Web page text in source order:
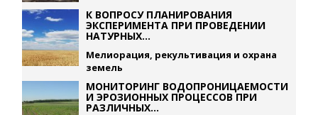
К ВОПРОСУ ПЛАНИРОВАНИЯ
ЭКСПЕРИМЕНТА ПРИ ПРОВЕДЕНИИ
НАТУРНЫХ...
Мелиорация, рекультивация и охрана
земель
МОНИТОРИНГ ВОДОПРОНИЦАЕМОСТИ
И ЭРОЗИОННЫХ ПРОЦЕССОВ ПРИ
РАЗЛИЧНЫХ...